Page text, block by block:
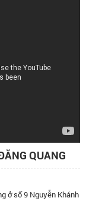
QUANG
ở số 9 Nguyễn Khánh